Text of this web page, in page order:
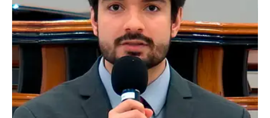
Nascido em São Paulo, é casado com Virgínia.
Bacharel em teologia pelo Seminário Teológico
Presbiteriano Reverendo José Manoel da
Conceição. Possui pós-graduação em Escola
Austríaca de Economia pelo Centro Universitário
Católico Ítalo-brasileiro. Também é formado em
Análise e Desenvolvimento de Sistemas pela
FATEC. Atualmente, é mestrando em teologia